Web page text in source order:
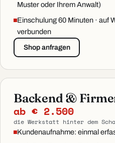
Muster oder Ihrem Anwalt)
Einschulung 60 Minuten · auf
verbunden
Shop anfragen
Backend &
ab € 2.500
die Werkstatt hinter dem
Kundenaufnahme: einmal